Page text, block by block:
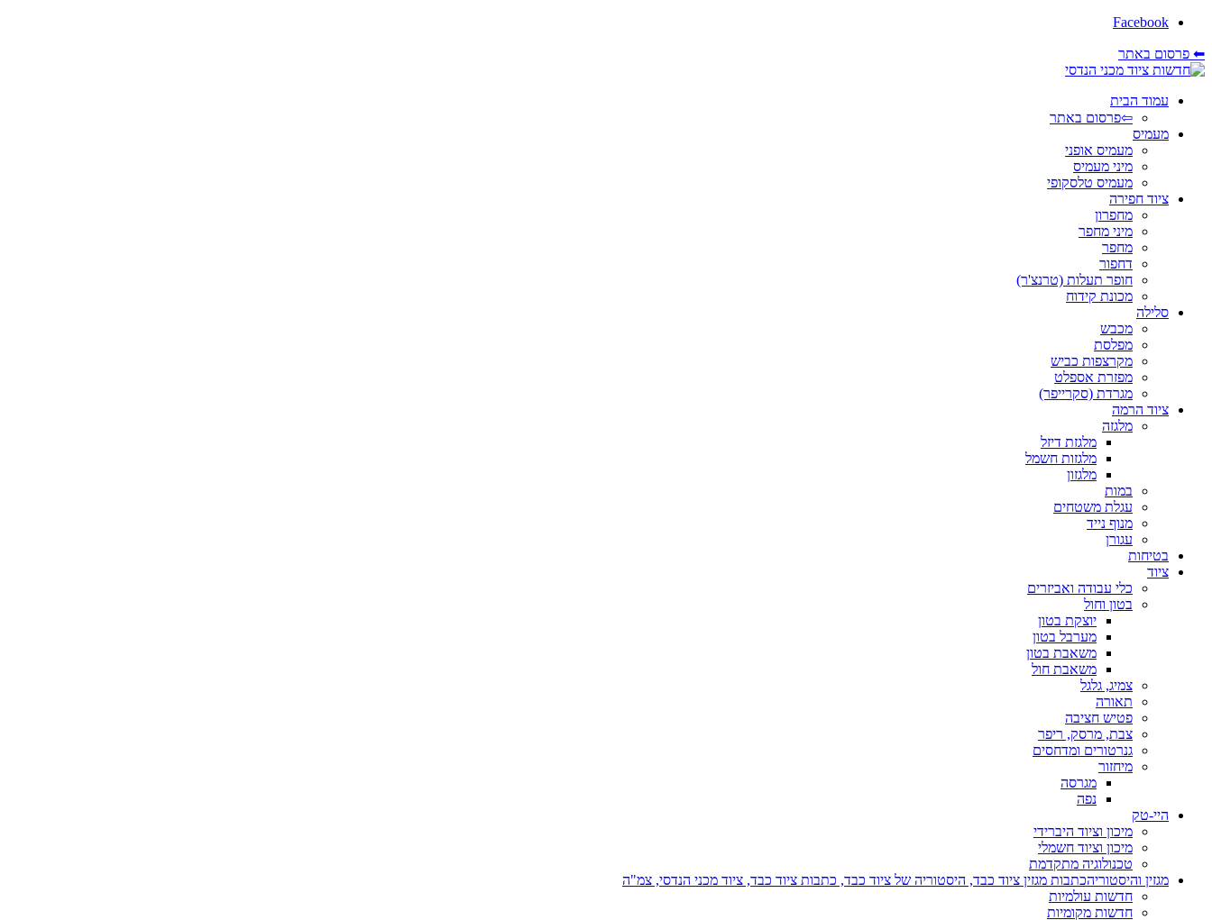
Facebook
⬅ פרסום באתר
עמוד הבית
⇦פרסום באתר
מעמיס
מעמיס אופני
מיני מעמיס
מעמיס טלסקופי
ציוד חפירה
מחפרון
מיני מחפר
מחפר
דחפור
חופר תעלות (טרנצ'ר)
מכונת קידוח
סלילה
מכבש
מפלסת
מקרצפות כביש
מפזרת אספלט
מגרדת (סקרייפר)
ציוד הרמה
מלגזה
מלגזת דיזל
מלגזות חשמל
מלגזון
במות
עגלת משטחים
מנוף נייד
עגורן
בטיחות
ציוד
כלי עבודה ואביזרים
בטון וחול
יוצקת בטון
מערבל בטון
משאבת בטון
משאבת חול
צמיג, גלגל
תאורה
פטיש חציבה
צבת, מרסק, ריפר
גנרטורים ומדחסים
מיחזור
מגרסה
נפה
היי-טק
מיכון וציוד היברידי
מיכון וציוד חשמלי
טכנולוגיה מתקדמת
מגזין והיסטוריהכתבות מגזין ציוד כבד, היסטוריה של ציוד כבד, כתבות ציוד כבד, ציוד מכני הנדסי, צמ"ה
חדשות עולמיות
חדשות מקומיות